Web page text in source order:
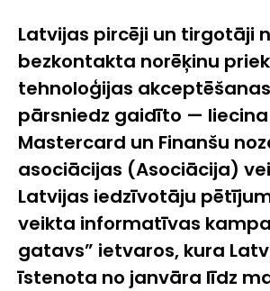
Latvijas pircēji un tirgotāji
bezkontakta norēķinu
tehnoloģijas
pārsniedz gaidīto —
Mastercard un Finanšu
asociācijas (Asociācija)
Latvijas iedzīvotāju
veikta informatīvas
gatavs” ietvaros, kura
īstenota no janvāra līdz